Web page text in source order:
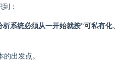
：
系统必须从一开始就按“可私有化、
出发点。